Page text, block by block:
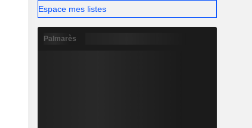
Espace mes listes
Palmarès